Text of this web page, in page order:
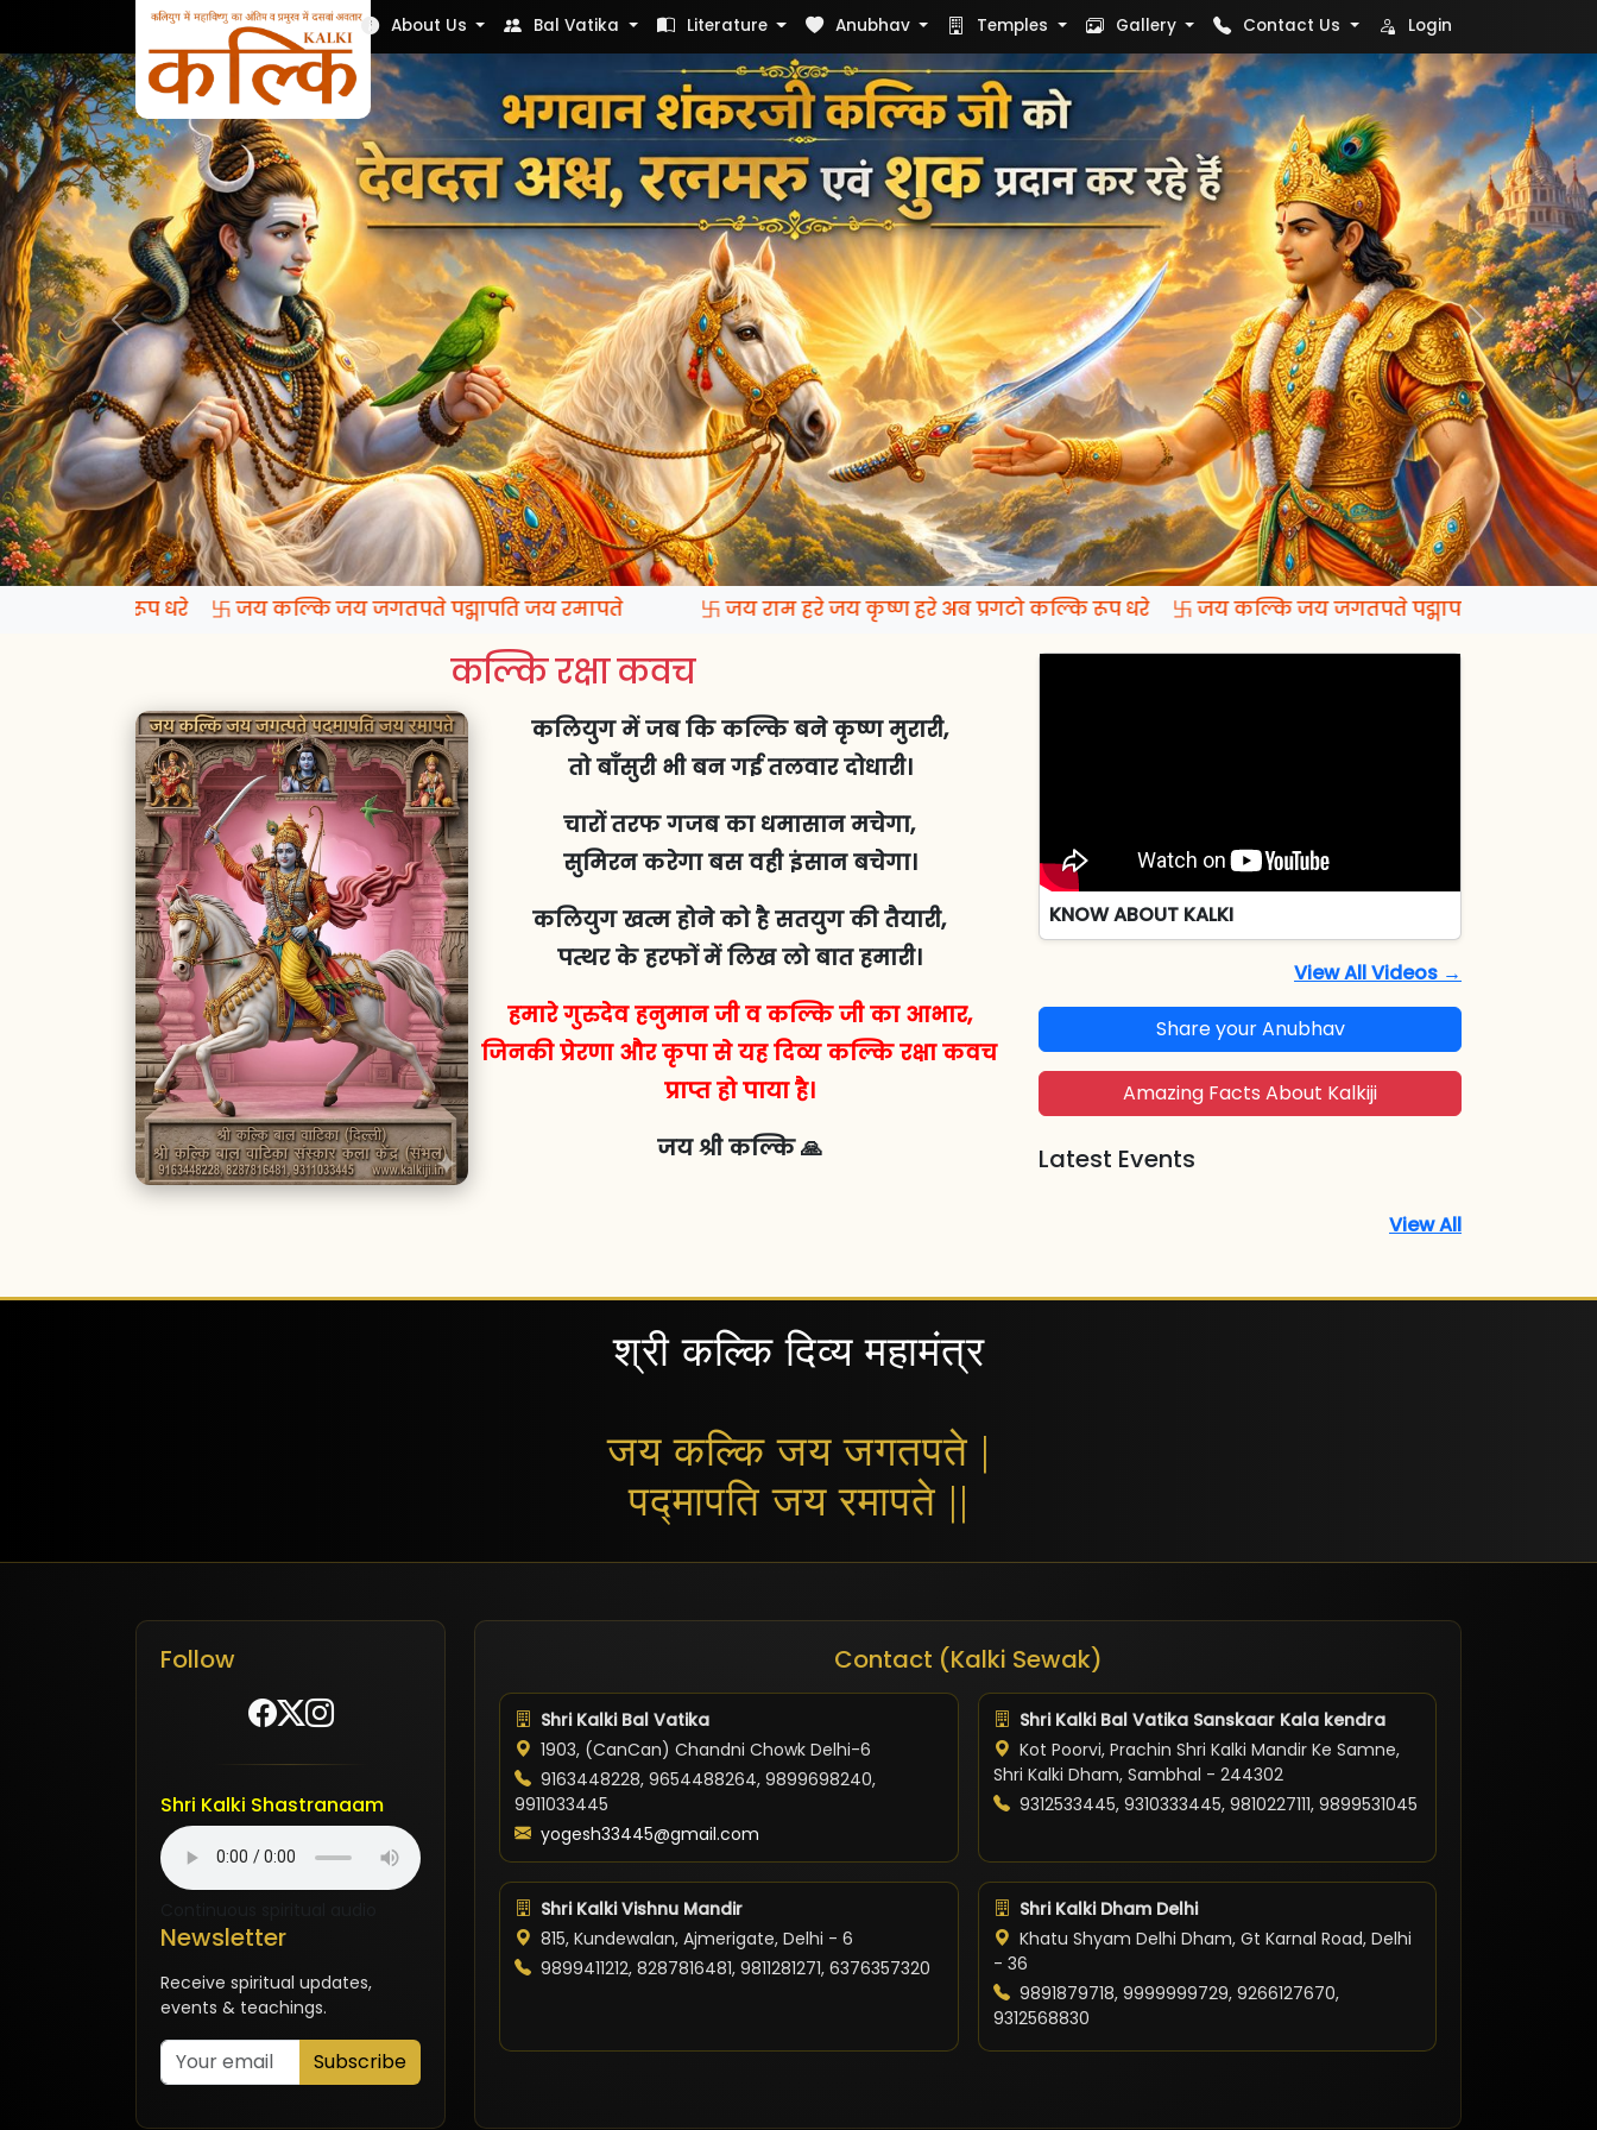
Nek Soch About Us Bal Vatika Literature Anubhav Temples Gallery Contact Us Login
कल्कि रूप धरे 卐 जय कल्कि जय जगतपते पद्मापति जय रमापते 卐 जय राम हरे जय कृष्ण हरे अब प्रगटो कल्कि रूप धरे 卐 जय कल्कि जय जगतपते पद्मापति जय रमापते
कल्कि रक्षा कवच
कलियुग में जब कि कल्कि बने कृष्ण मुरारी,
तो बाँसुरी भी बन गई तलवार दोधारी।
चारों तरफ गजब का धमासान मचेगा,
सुमिरन करेगा बस वही इंसान बचेगा।
कलियुग खत्म होने को है सतयुग की तैयारी,
पत्थर के हरफों में लिख लो बात हमारी।
हमारे गुरुदेव हनुमान जी व कल्कि जी का आभार,
जिनकी प्रेरणा और कृपा से यह दिव्य कल्कि रक्षा कवच
प्राप्त हो पाया है।
जय श्री कल्कि 🙏
KNOW ABOUT KALKI
View All Videos →
Share your Anubhav
Amazing Facts About Kalkiji
Latest Events
View All
श्री कल्कि दिव्य महामंत्र
जय कल्कि जय जगतपते |
पद्मापति जय रमापते ||
Follow
Shri Kalki Shastranaam
Newsletter
Receive spiritual updates,
events & teachings.
Subscribe
Contact (Kalki Sewak)
Shri Kalki Bal Vatika
1903, (CanCan) Chandni Chowk Delhi-6
9163448228, 9654488264, 9899698240,
9911033445
yogesh33445@gmail.com
Shri Kalki Bal Vatika Sanskaar Kala kendra
Kot Poorvi, Prachin Shri Kalki Mandir Ke Samne,
Shri Kalki Dham, Sambhal - 244302
9312533445, 9310333445, 9810227111, 9899531045
Shri Kalki Vishnu Mandir
815, Kundewalan, Ajmerigate, Delhi - 6
9899411212, 8287816481, 9811281271, 6376357320
Shri Kalki Dham Delhi
Khatu Shyam Delhi Dham, Gt Karnal Road, Delhi
- 36
9891879718, 9999999729, 9266127670,
9312568830